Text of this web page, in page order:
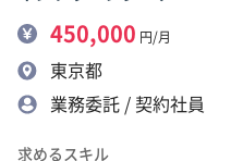
450,000 円/月
東京都
業務委託 / 契約社員
求めるスキル